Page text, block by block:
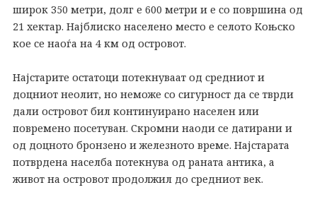
широк 350 метри, долг е 600 метри и е со површина од
21 хектар. Најблиско населено место е селото Коњско
кое се наоѓа на 4 км од островот.
Најстарите остатоци потекнуваат од средниот и
доцниот неолит, но неможе со сигурност да се тврди
дали островот бил континуирано населен или
повремено посетуван. Скромни наоди се датирани и
од доцното бронзено и железното време. Најстарата
потврдена населба потекнува од раната антика, а
живот на островот продолжил до средниот век.